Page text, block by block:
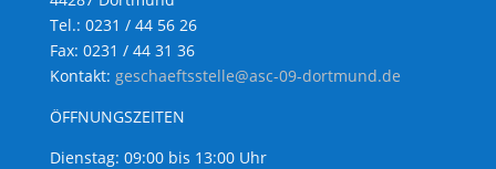
Tel.: 0231 / 44 56 26
Fax: 0231 / 44 31 36
Kontakt: geschaeftsstelle@asc-09-dortmund.de
ÖFFNUNGSZEITEN
Dienstag: 09:00 bis 13:00 Uhr